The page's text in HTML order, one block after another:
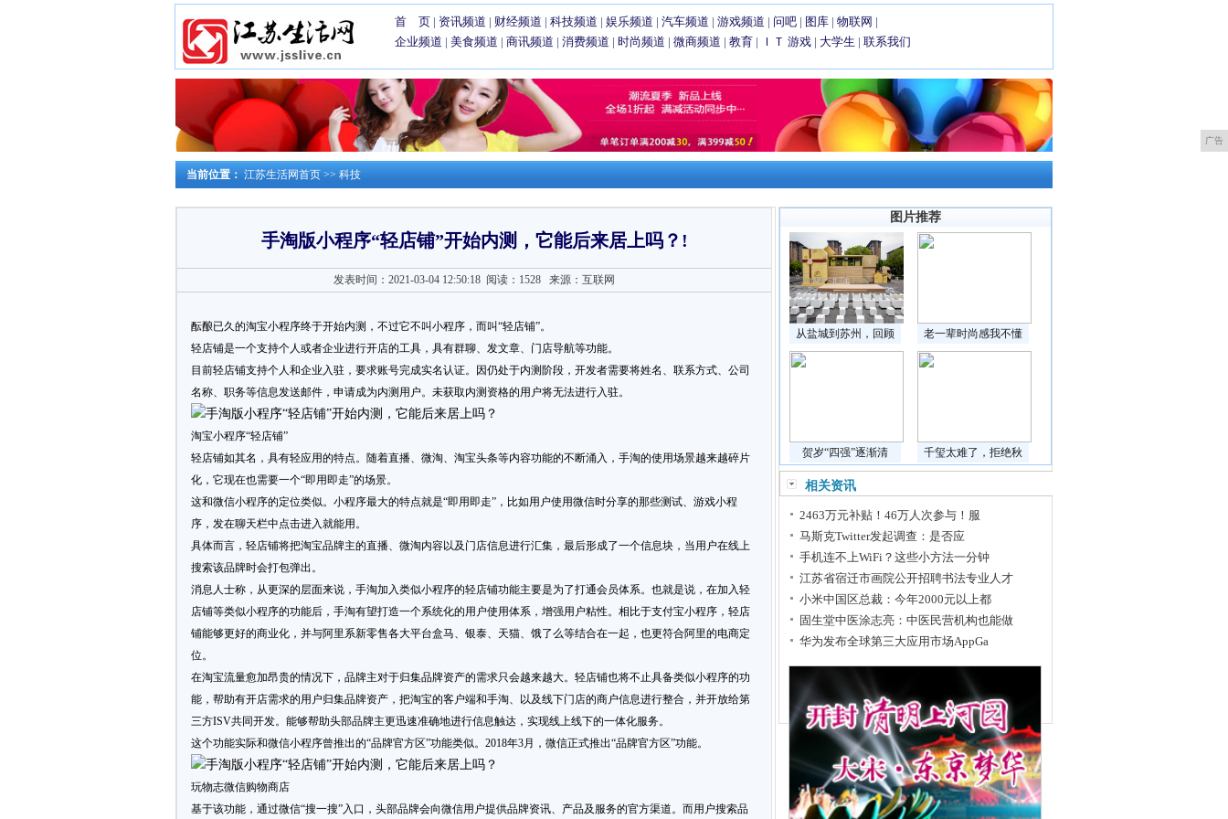
首 页 | 资讯频道 | 财经频道 | 科技频道 | 娱乐频道 | 汽车频道 | 游戏频道 | 问吧 | 图库 | 物联网 |
企业频道 | 美食频道 | 商讯频道 | 消费频道 | 时尚频道 | 微商频道 | 教育 | ＩＴ 游戏 | 大学生 | 联系我们
广告
当前位置： 江苏生活网首页 >> 科技
手淘版小程序“轻店铺”开始内测，它能后来居上吗？!
发表时间：2021-03-04 12:50:18 阅读：1528 来源：互联网
酝酿已久的淘宝小程序终于开始内测，不过它不叫小程序，而叫“轻店铺”。
轻店铺是一个支持个人或者企业进行开店的工具，具有群聊、发文章、门店导航等功能。
目前轻店铺支持个人和企业入驻，要求账号完成实名认证。因仍处于内测阶段，开发者需要将姓名、联系方式、公司
名称、职务等信息发送邮件，申请成为内测用户。未获取内测资格的用户将无法进行入驻。
淘宝小程序“轻店铺”
轻店铺如其名，具有轻应用的特点。随着直播、微淘、淘宝头条等内容功能的不断涌入，手淘的使用场景越来越碎片
化，它现在也需要一个“即用即走”的场景。
这和微信小程序的定位类似。小程序最大的特点就是“即用即走”，比如用户使用微信时分享的那些测试、游戏小程
序，发在聊天栏中点击进入就能用。
具体而言，轻店铺将把淘宝品牌主的直播、微淘内容以及门店信息进行汇集，最后形成了一个信息块，当用户在线上
搜索该品牌时会打包弹出。
消息人士称，从更深的层面来说，手淘加入类似小程序的轻店铺功能主要是为了打通会员体系。也就是说，在加入轻
店铺等类似小程序的功能后，手淘有望打造一个系统化的用户使用体系，增强用户粘性。相比于支付宝小程序，轻店
铺能够更好的商业化，并与阿里系新零售各大平台盒马、银泰、天猫、饿了么等结合在一起，也更符合阿里的电商定
位。
在淘宝流量愈加昂贵的情况下，品牌主对于归集品牌资产的需求只会越来越大。轻店铺也将不止具备类似小程序的功
能，帮助有开店需求的用户归集品牌资产，把淘宝的客户端和手淘、以及线下门店的商户信息进行整合，并开放给第
三方ISV共同开发。能够帮助头部品牌主更迅速准确地进行信息触达，实现线上线下的一体化服务。
这个功能实际和微信小程序曾推出的“品牌官方区”功能类似。2018年3月，微信正式推出“品牌官方区”功能。
玩物志微信购物商店
基于该功能，通过微信“搜一搜”入口，头部品牌会向微信用户提供品牌资讯、产品及服务的官方渠道。而用户搜索品
图片推荐
从盐城到苏州，回顾 老一辈时尚感我不懂
贺岁“四强”逐渐清 千玺太难了，拒绝秋
相关资讯
2463万元补贴！46万人次参与！服
马斯克Twitter发起调查：是否应
手机连不上WiFi？这些小方法一分钟
江苏省宿迁市画院公开招聘书法专业人才
小米中国区总裁：今年2000元以上都
固生堂中医涂志亮：中医民营机构也能做
华为发布全球第三大应用市场AppGa